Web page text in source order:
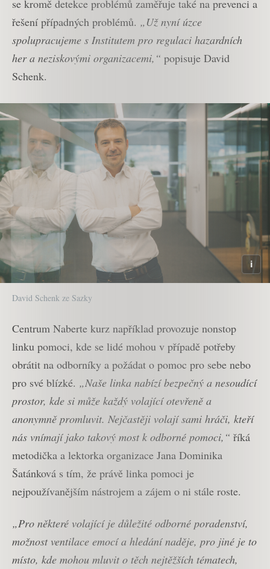
se kromě detekce problémů zaměřuje také na prevenci a
řešení případných problémů. „Už nyní úzce
spolupracujeme s Institutem pro regulaci hazardních
her a neziskovými organizacemi,“ popisuje David
Schenk.
David Schenk ze Sazky
Centrum Naberte kurz například provozuje nonstop
linku pomoci, kde se lidé mohou v případě potřeby
obrátit na odborníky a požádat o pomoc pro sebe nebo
pro své blízké. „Naše linka nabízí bezpečný a nesoudící
prostor, kde si může každý volající otevřeně a
anonymně promluvit. Nejčastěji volají sami hráči, kteří
nás vnímají jako takový most k odborné pomoci,“ říká
metodička a lektorka organizace Jana Dominika
Šatánková s tím, že právě linka pomoci je
nejpoužívanějším nástrojem a zájem o ni stále roste.
„Pro některé volající je důležité odborné poradenství,
možnost ventilace emocí a hledání naděje, pro jiné je to
místo, kde mohou mluvit o těch nejtěžších tématech,